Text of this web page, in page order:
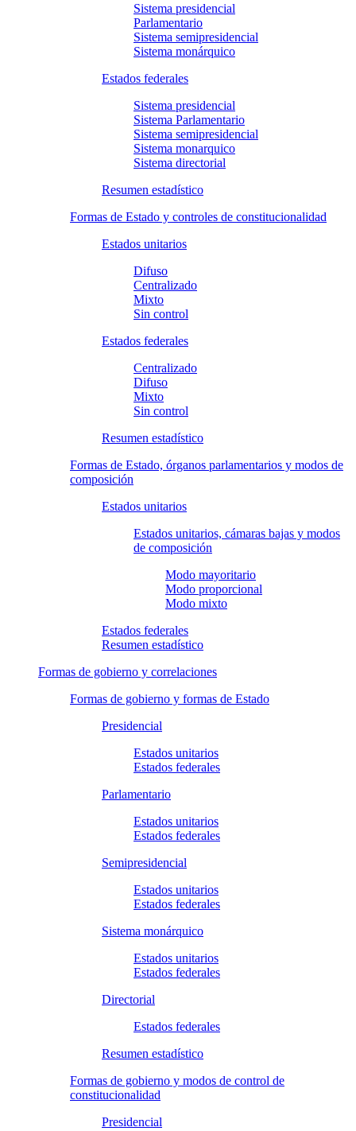
Sistema presidencial
Parlamentario
Sistema semipresidencial
Sistema monárquico
Estados federales
Sistema presidencial
Sistema Parlamentario
Sistema semipresidencial
Sistema monarquico
Sistema directorial
Resumen estadístico
Formas de Estado y controles de constitucionalidad
Estados unitarios
Difuso
Centralizado
Mixto
Sin control
Estados federales
Centralizado
Difuso
Mixto
Sin control
Resumen estadístico
Formas de Estado, órganos parlamentarios y modos de
composición
Estados unitarios
Estados unitarios, cámaras bajas y modos
de composición
Modo mayoritario
Modo proporcional
Modo mixto
Estados federales
Resumen estadístico
Formas de gobierno y correlaciones
Formas de gobierno y formas de Estado
Presidencial
Estados unitarios
Estados federales
Parlamentario
Estados unitarios
Estados federales
Semipresidencial
Estados unitarios
Estados federales
Sistema monárquico
Estados unitarios
Estados federales
Directorial
Estados federales
Resumen estadístico
Formas de gobierno y modos de control de
constitucionalidad
Presidencial